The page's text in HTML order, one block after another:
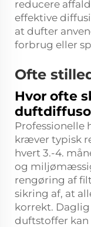
reducere
effektive
at dufter
forbrug eller
Ofte
Hvor ofte
Professionelle
kræver typisk
hvert 3.-4.
og
rengøring af
sikring af, at
korrekt.
duftstoffer